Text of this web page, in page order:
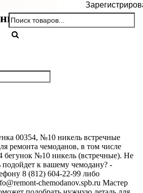
встречные
00354, №10 никель встречные
ремонта чемоданов, в том числе
бегунок №10 никель (встречные). Не
подойдет к вашему чемодану? -
8 (812) 604-22-99 либо
chemodanov.spb.ru Мастер